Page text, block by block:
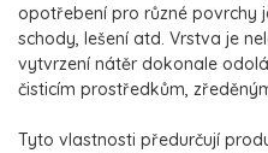
opotřebení pro různé povrchy
schody, lešení atd. Vrstva je
vytvrzení nátěr dokonale
čisticím prostředkům,
Tyto vlastnosti předurčují